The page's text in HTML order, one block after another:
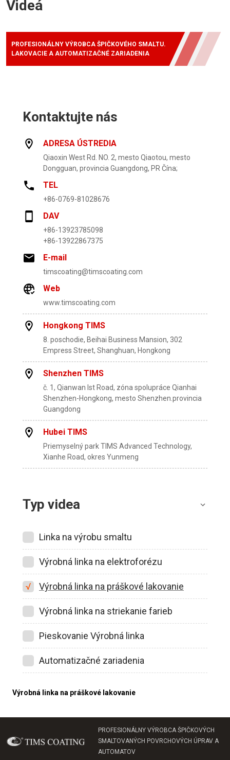
Videá
PROFESIONÁLNY VÝROBCA ŠPIČKOVÉHO SMALTU.
LAKOVACIE A AUTOMATIZAČNÉ ZARIADENIA
Kontaktujte nás
ADRESA ÚSTREDIA
Qiaoxin West Rd. NO. 2, mesto Qiaotou, mesto
Dongguan, provincia Guangdong, PR Čína;
TEL
+86-0769-81028676
DAV
+86-13923785098
+86-13922867375
E-mail
timscoating@timscoating.com
Web
www.timscoating.com
Hongkong TIMS
8. poschodie, Beihai Business Mansion, 302
Empress Street, Shanghuan, Hongkong
Shenzhen TIMS
č. 1, Qianwan lst Road, zóna spolupráce Qianhai
Shenzhen-Hongkong, mesto Shenzhen.provincia
Guangdong
Hubei TIMS
Priemyselný park TIMS Advanced Technology,
Xianhe Road, okres Yunmeng
Typ videa
Linka na výrobu smaltu
Výrobná linka na elektroforézu
Výrobná linka na práškové lakovanie
Výrobná linka na striekanie farieb
Pieskovanie Výrobná linka
Automatizačné zariadenia
Výrobná linka na práškové lakovanie
PROFESIONÁLNY VÝROBCA ŠPIČKOVÝCH
SMALTOVANÝCH POVRCHOVÝCH ÚPRAV A
AUTOMATOV